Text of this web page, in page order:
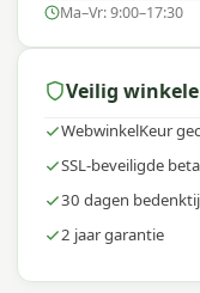
Ma–Vr: 9:00–17:30
Veilig
WebwinkelKeur
SSL-beveiligde
30 dagen
2 jaar garantie